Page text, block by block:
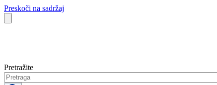
Preskoči na sadržaj
Pretražite